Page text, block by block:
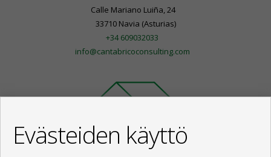
Calle Mariano Luiña, 24
33710 Navia (Asturias)
+34 609032033
info@cantabricoconsulting.com
Evästeiden käyttö